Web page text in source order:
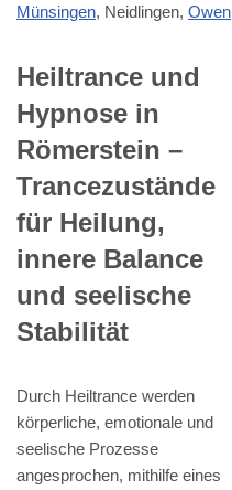
Münsingen, Neidlingen, Owen
Heiltrance und
Hypnose in
Römerstein –
Trancezustände
für Heilung,
innere Balance
und seelische
Stabilität
Durch Heiltrance werden
körperliche, emotionale und
seelische Prozesse
angesprochen, mithilfe eines